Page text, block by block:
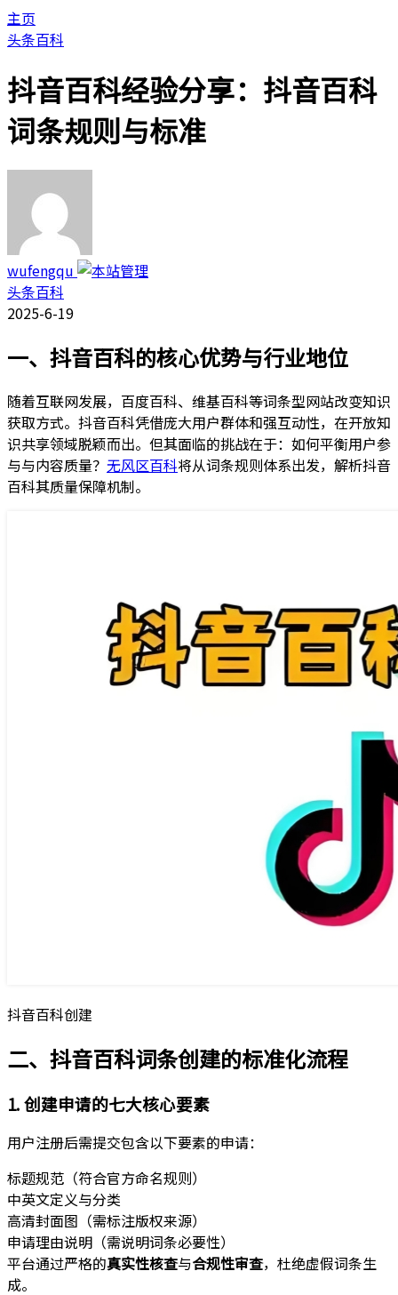
主页
头条百科
抖音百科经验分享：抖音百科
词条规则与标准
wufengqu
头条百科
2025-6-19
一、抖音百科的核心优势与行业地位
随着互联网发展，百度百科、维基百科等词条型网站改变知识
获取方式。抖音百科凭借庞大用户群体和强互动性，在开放知
识共享领域脱颖而出。但其面临的挑战在于：如何平衡用户参
与与内容质量？ 无风区百科将从词条规则体系出发，解析抖音
百科其质量保障机制。
抖音百科创建
二、抖音百科词条创建的标准化流程
1. 创建申请的七大核心要素
用户注册后需提交包含以下要素的申请：
标题规范（符合官方命名规则）
中英文定义与分类
高清封面图（需标注版权来源）
申请理由说明（需说明词条必要性）
平台通过严格的真实性核查与合规性审查，杜绝虚假词条生
成。